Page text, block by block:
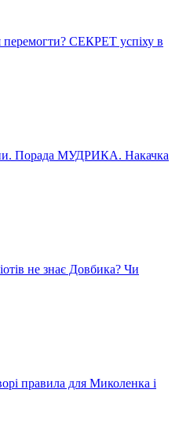
СЕКРЕТ успіху в
Порада МУДРИКА. Накачка
не знає Довбика? Чи
правила для Миколенка і